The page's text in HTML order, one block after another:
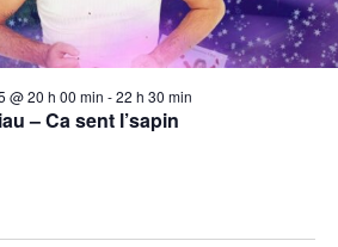
@ 20 h 00 min -22 h 30 min
– Ca sent l’sapin